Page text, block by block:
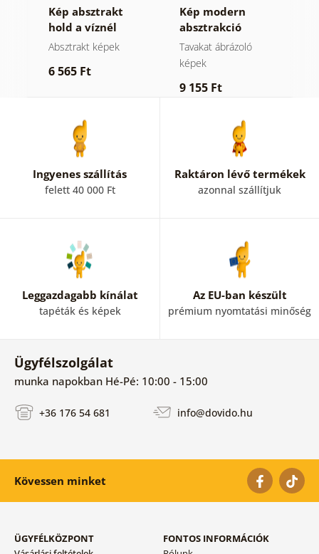
Kép absztrakt
hold a víznél
Absztrakt képek
6 565 Ft
Kép modern
absztrakció
természettel
Tavakat ábrázoló
képek
9 155 Ft
Ingyenes szállítás
felett 40 000 Ft
Raktáron lévő termékek
azonnal szállítjuk
Leggazdagabb kínálat
tapéták és képek
Az EU-ban készült
prémium nyomtatási minőség
Ügyfélszolgálat
munka napokban Hé-Pé: 10:00 - 15:00
+36 176 54 681 info@dovido.hu
Kövessen minket
ÜGYFÉLKÖZPONT
FONTOS INFORMÁCIÓK